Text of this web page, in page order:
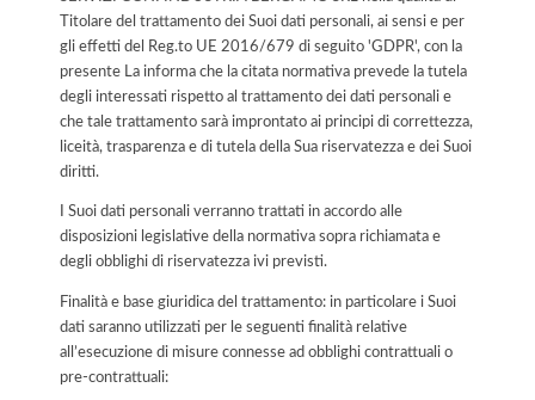
Titolare del trattamento dei Suoi dati personali, ai sensi e per
gli effetti del Reg.to UE 2016/679 di seguito 'GDPR', con la
presente La informa che la citata normativa prevede la tutela
degli interessati rispetto al trattamento dei dati personali e
che tale trattamento sarà improntato ai principi di correttezza,
liceità, trasparenza e di tutela della Sua riservatezza e dei Suoi
diritti.
I Suoi dati personali verranno trattati in accordo alle
disposizioni legislative della normativa sopra richiamata e
degli obblighi di riservatezza ivi previsti.
Finalità e base giuridica del trattamento: in particolare i Suoi
dati saranno utilizzati per le seguenti finalità relative
all’esecuzione di misure connesse ad obblighi contrattuali o
pre-contrattuali: